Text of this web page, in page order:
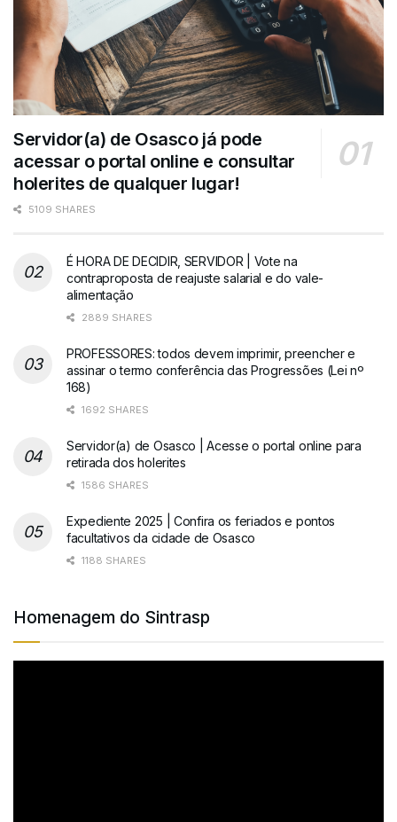
Servidor(a) de Osasco já pode
acessar o portal online e consultar
holerites de qualquer lugar!
5109 SHARES
É HORA DE DECIDIR, SERVIDOR | Vote na
contraproposta de reajuste salarial e do vale-
alimentação
2889 SHARES
PROFESSORES: todos devem imprimir, preencher e
assinar o termo conferência das Progressões (Lei nº
168)
1692 SHARES
Servidor(a) de Osasco | Acesse o portal online para
retirada dos holerites
1586 SHARES
Expediente 2025 | Confira os feriados e pontos
facultativos da cidade de Osasco
1188 SHARES
Homenagem do Sintrasp